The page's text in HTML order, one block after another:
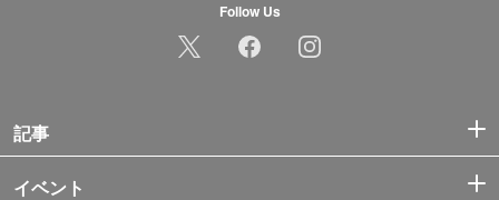
Follow Us
記事
イベント